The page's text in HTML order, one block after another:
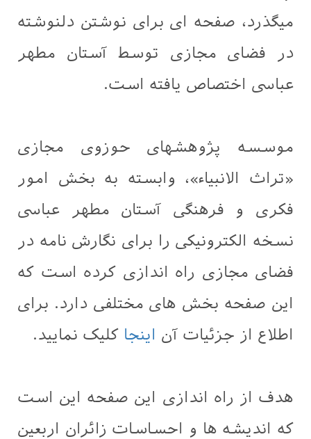
میگذرد، صفحه ای برای نوشتن دلنوشته
در فضای مجازی توسط آستان مطهر
عباسی اختصاص یافته است.
موسسه پژوهشهای حوزوی مجازی
«تراث الانبیاء»، وابسته به بخش امور
فکری و فرهنگی آستان مطهر عباسی
نسخه الکترونیکی را برای نگارش نامه در
فضای مجازی راه اندازی کرده است که
این صفحه بخش های مختلفی دارد. برای
اطلاع از جزئیات آن
اينجا کلیک نماييد.
هدف از راه اندازی این صفحه این است
که اندیشه ها و احساسات زائران اربعین